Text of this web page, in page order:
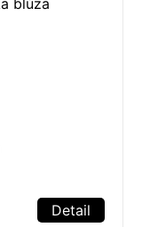
Detail